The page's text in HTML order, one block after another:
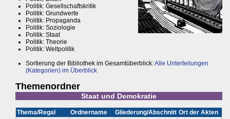
Politik: Gesellschaftskritik
Politik: Grundwerte
Politik: Propaganda
Politik: Soziologie
Politik: Staat
Politik: Theorie
Politik: Weltpolitik
Sortierung der Bibliothek im Gesamtüberblick:Alle Unterteilungen
(Kategorien) im Überblick
Themenordner
Staat und Demokratie
Thema/Regal Ordnername Gliederung/Abschnitt Ort der Akten